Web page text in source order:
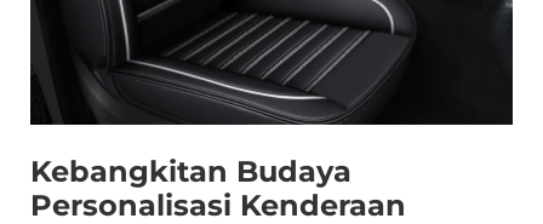
Kebangkitan Budaya
Personalisasi Kenderaan